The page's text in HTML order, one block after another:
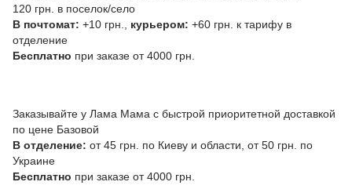
120 грн. в поселок/село
В почтомат: +10 грн., курьером: +60 грн. к тарифу в
отделение
Бесплатно при заказе от 4000 грн.
Заказывайте у Лама Мама с быстрой приоритетной доставкой
по цене Базовой
В отделение: от 45 грн. по Киеву и области, от 50 грн. по
Украине
Бесплатно при заказе от 4000 грн.